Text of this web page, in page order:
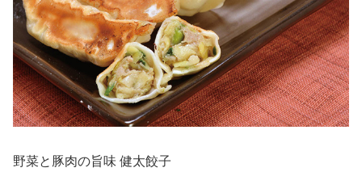
野菜と豚肉の旨味 健太餃子